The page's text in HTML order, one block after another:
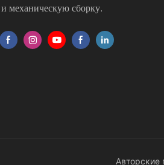
механическую сборку.
Авторские